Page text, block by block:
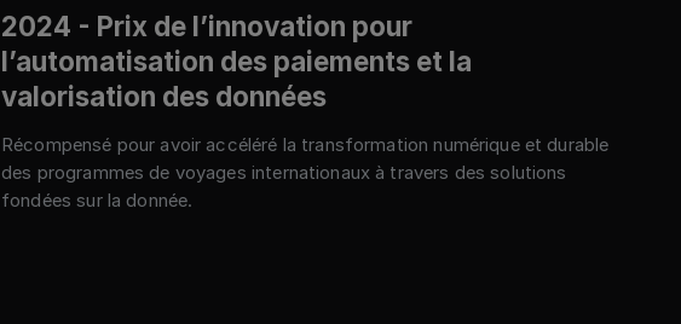
2024 - Prix de l’innovation pour
l’automatisation des paiements et la
valorisation des données
Récompensé pour avoir accéléré la transformation numérique et durable
des programmes de voyages internationaux à travers des solutions
fondées sur la donnée.